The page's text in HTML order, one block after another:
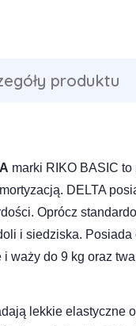
produktu
marki RIKO BASIC
DELTA
Oprócz
i siedziska.
waży do 9 kg oraz
lekkie elastyczne